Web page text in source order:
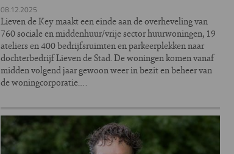
08.12.2025
Lieven de Key maakt een einde aan de overheveling van
760 sociale en middenhuur/vrije sector huurwoningen, 19
ateliers en 400 bedrijfsruimten en parkeerplekken naar
dochterbedrijf Lieven de Stad. De woningen komen vanaf
midden volgend jaar gewoon weer in bezit en beheer van
de woningcorporatie.…